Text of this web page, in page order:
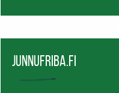
Junnufriba.fi